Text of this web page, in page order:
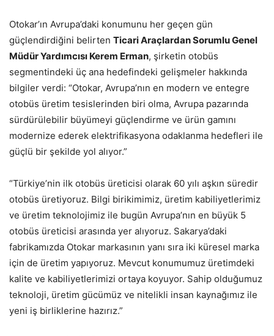
Otokar’ın Avrupa’daki konumunu her geçen gün
güçlendirdiğini belirten Ticari Araçlardan Sorumlu Genel
Müdür Yardımcısı Kerem Erman, şirketin otobüs
segmentindeki üç ana hedefindeki gelişmeler hakkında
bilgiler verdi: “Otokar, Avrupa’nın en modern ve entegre
otobüs üretim tesislerinden biri olma, Avrupa pazarında
sürdürülebilir büyümeyi güçlendirme ve ürün gamını
modernize ederek elektrifikasyona odaklanma hedefleri ile
güçlü bir şekilde yol alıyor.”
“Türkiye’nin ilk otobüs üreticisi olarak 60 yılı aşkın süredir
otobüs üretiyoruz. Bilgi birikimimiz, üretim kabiliyetlerimiz
ve üretim teknolojimiz ile bugün Avrupa’nın en büyük 5
otobüs üreticisi arasında yer alıyoruz. Sakarya’daki
fabrikamızda Otokar markasının yanı sıra iki küresel marka
için de üretim yapıyoruz. Mevcut konumumuz üretimdeki
kalite ve kabiliyetlerimizi ortaya koyuyor. Sahip olduğumuz
teknoloji, üretim gücümüz ve nitelikli insan kaynağımız ile
yeni iş birliklerine hazırız.”